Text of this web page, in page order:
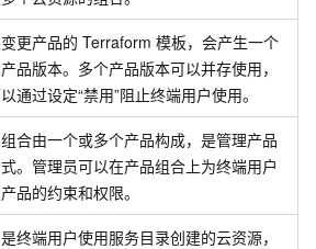
更产品的 Terraform 模板，会产生一个
品版本。多个产品版本可以并存使用，
通过设定“禁用”阻止终端用户使用。
合由一个或多个产品构成，是管理产品
。管理员可以在产品组合上为终端用户
品的约束和权限。
终端用户使用服务目录创建的云资源，